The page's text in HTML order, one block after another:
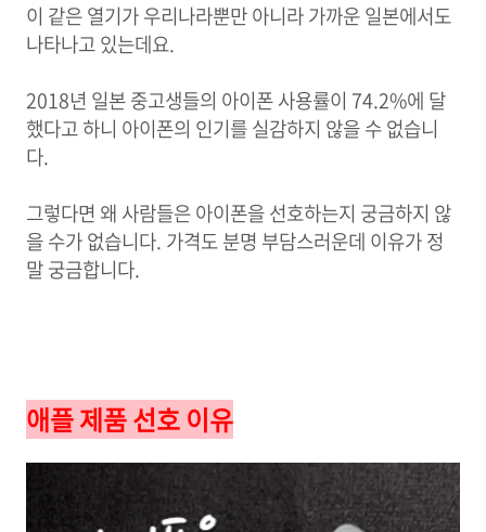
이 같은 열기가 우리나라뿐만 아니라 가까운 일본에서도
나타나고 있는데요.
2018년 일본 중고생들의 아이폰 사용률이 74.2%에 달
했다고 하니 아이폰의 인기를 실감하지 않을 수 없습니
다.
그렇다면 왜 사람들은 아이폰을 선호하는지 궁금하지 않
을 수가 없습니다. 가격도 분명 부담스러운데 이유가 정
말 궁금합니다.
애플 제품 선호 이유